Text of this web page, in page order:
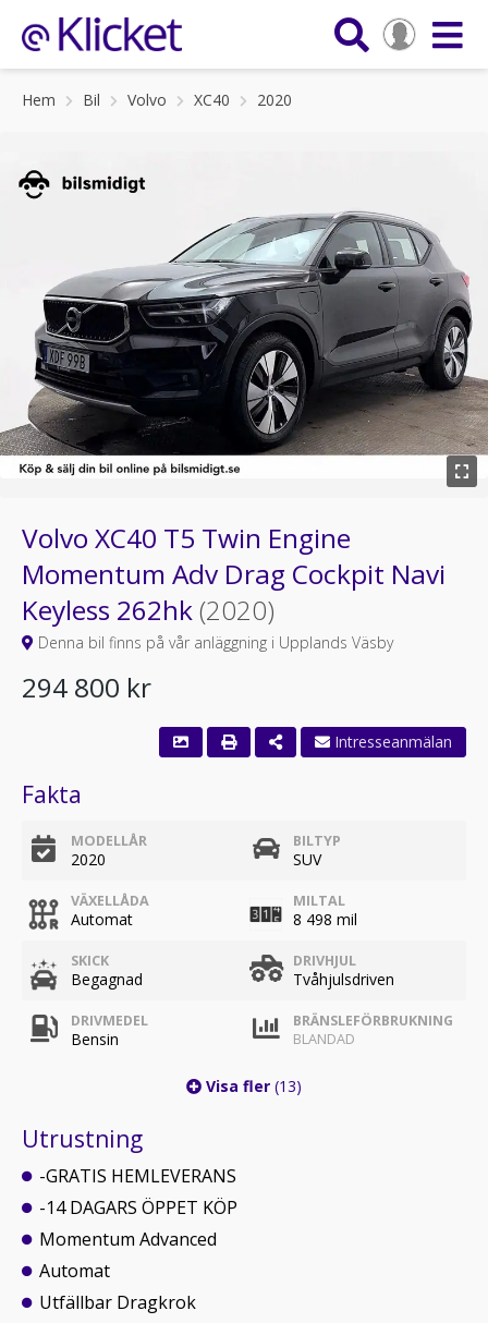
Hem Bil Volvo XC40 2020
Volvo XC40 T5 Twin Engine
Momentum Adv Drag Cockpit Navi
Keyless 262hk(2020)
Denna bil finns på vår anläggning i Upplands Väsby
294 800 kr
Fakta
MODELLÅR
2020
BILTYP
SUV
VÄXELLÅDA
Automat
MILTAL
8 498 mil
SKICK
Begagnad
DRIVHJUL
Tvåhjulsdriven
DRIVMEDEL
Bensin
BRÄNSLEFÖRBRUKNING
BLANDAD
Visa fler (13)
Utrustning
-GRATIS HEMLEVERANS
-14 DAGARS ÖPPET KÖP
Momentum Advanced
Automat
Utfällbar Dragkrok